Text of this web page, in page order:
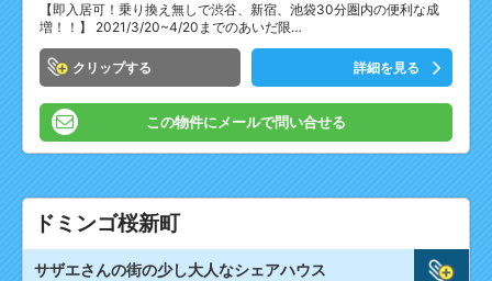
【即入居可！乗り換え無しで渋谷、新宿、池袋30分圏内の便利な成
増！！】 2021/3/20~4/20までのあいだ限…
クリップ 詳細を見る
この物件にメールで問い合せる
ドミンゴ桜新町
サザエさんの街の少し大人なシェアハウス